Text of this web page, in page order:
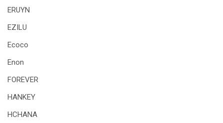
ERUYN
EZILU
Ecoco
Enon
FOREVER
HANKEY
HCHANA